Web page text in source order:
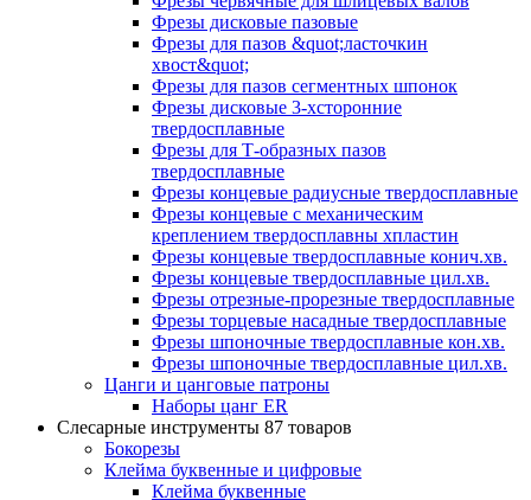
Фрезы дисковые пазовые
Фрезы для пазов &quot;ласточкин
хвост&quot;
Фрезы для пазов сегментных шпонок
Фрезы дисковые 3-хсторонние
твердосплавные
Фрезы для Т-образных пазов
твердосплавные
Фрезы концевые радиусные твердосплавные
Фрезы концевые с механическим
креплением твердосплавны хпластин
Фрезы концевые твердосплавные конич.хв.
Фрезы концевые твердосплавные цил.хв.
Фрезы отрезные-прорезные твердосплавные
Фрезы торцевые насадные твердосплавные
Фрезы шпоночные твердосплавные кон.хв.
Фрезы шпоночные твердосплавные цил.хв.
Цанги и цанговые патроны
Наборы цанг ER
Слесарные инструменты 87 товаров
Бокорезы
Клейма буквенные и цифровые
Клейма буквенные